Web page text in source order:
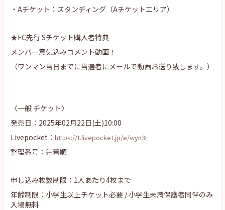
・Aチケット：スタンディング（Aチケットエリア）
★FC先行 Sチケット購入者特典
メンバー意気込みコメント動画！
（ワンマン当日までに当選者にメールで動画お送り致します。）
〈一般 チケット〉
発売日：2025年02月22日(土)10:00
Livepocket： https://t.livepocket.jp/e/wyn3r
整理番号：先着順
申し込み枚数制限：1人あたり4枚まで
年齢制限：小学生以上チケット必要 / 小学生未満保護者同伴のみ
入場無料